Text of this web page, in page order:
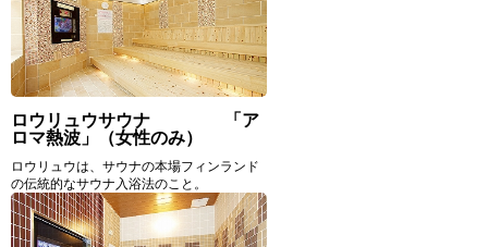
ロウリュウサウナ 「ア
ロマ熱波」（女性のみ）
ロウリュウは、サウナの本場フィンランド
の伝統的なサウナ入浴法のこと。